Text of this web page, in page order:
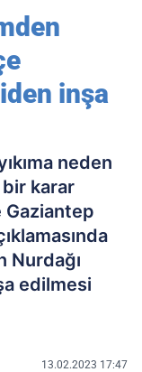
inşa
neden
karar
Gaziantep
Nurdağı
edilmesi
13.02.2023 17:47